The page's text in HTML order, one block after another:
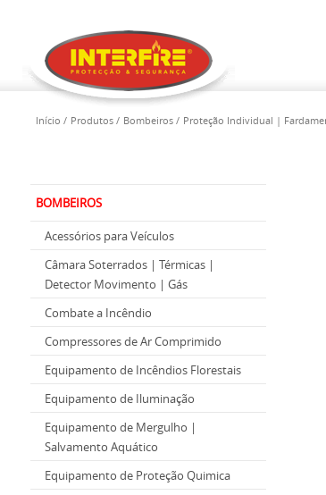
Início Produtos Bombeiros Proteção Individual |
BOMBEIROS
Acessórios para Veículos
Câmara Soterrados | Térmicas |
Detector Movimento | Gás
Combate a Incêndio
Compressores de Ar Comprimido
Equipamento de Incêndios Florestais
Equipamento de Iluminação
Equipamento de Mergulho |
Salvamento Aquático
Equipamento de Proteção Quimica